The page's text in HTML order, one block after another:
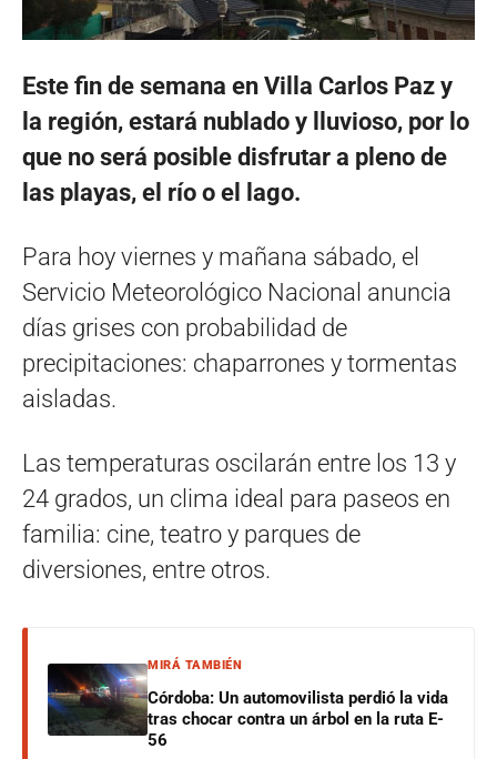
Este fin de semana en Villa Carlos Paz y
la región, estará nublado y lluvioso, por lo
que no será posible disfrutar a pleno de
las playas, el río o el lago.
Para hoy viernes y mañana sábado, el
Servicio Meteorológico Nacional anuncia
días grises con probabilidad de
precipitaciones: chaparrones y tormentas
aisladas.
Las temperaturas oscilarán entre los 13 y
24 grados, un clima ideal para paseos en
familia: cine, teatro y parques de
diversiones, entre otros.
MIRÁ TAMBIÉN
Córdoba: Un automovilista perdió la vida
tras chocar contra un árbol en la ruta E-
56